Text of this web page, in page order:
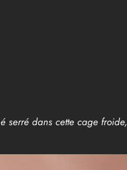
serré dans cette cage froide,